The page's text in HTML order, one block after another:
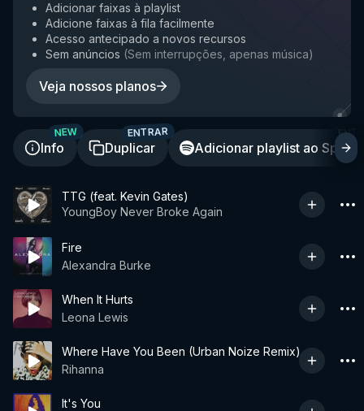
Adicionar faixas à playlist
Adicione faixas à fila facilmente
Acesso antecipado a novos recursos
Sem anúncios (Sem interrupções, apenas música)
Veja nossos planos
Info
NEW
Duplicar
ENTRAR
Adicionar playlist ao
TTG (feat. Kevin Gates)
YoungBoy Never Broke Again
Fire
Alexandra Burke
When It Hurts
Leona Lewis
Where Have You Been (Urban Noize Remix)
Rihanna
It's You